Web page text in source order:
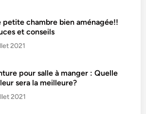
petite chambre bien aménagée!!
et conseils
2021
pour salle à manger : Quelle
sera la meilleure?
2021